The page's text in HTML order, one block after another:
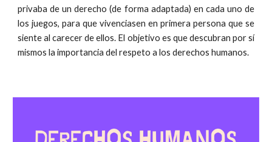
privaba de un derecho (de forma adaptada) en cada uno de
los juegos, para que vivenciasen en primera persona que se
siente al carecer de ellos. El objetivo es que descubran por sí
mismos la importancia del respeto a los derechos humanos.